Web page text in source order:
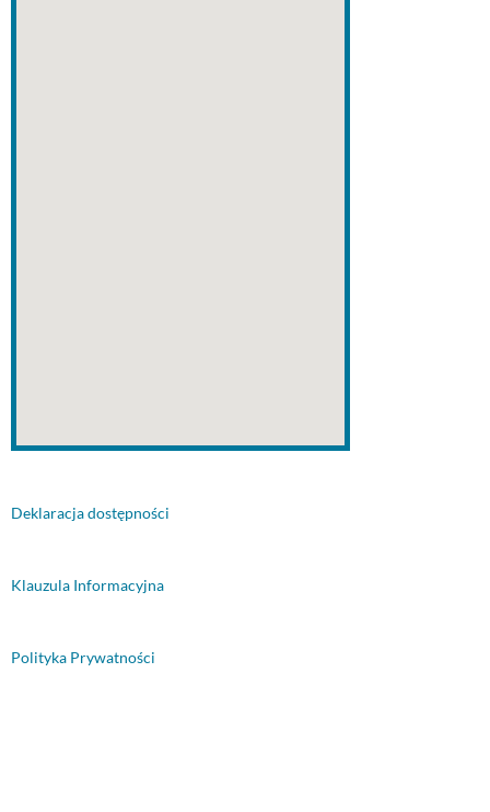
Deklaracja dostępności
Klauzula Informacyjna
Polityka Prywatności